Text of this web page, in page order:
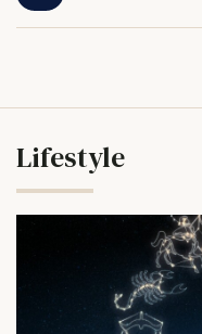
Lifestyle